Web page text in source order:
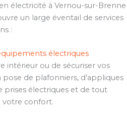
électricité à Vernou-sur-Brenne
un large éventail de services
:
électriques
intérieur ou de sécuriser vos
pose de plafonniers, d’appliques
prises électriques et de tout
votre confort.